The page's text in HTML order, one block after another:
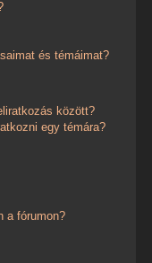
és témáimat?
között?
egy témára?
a fórumon?